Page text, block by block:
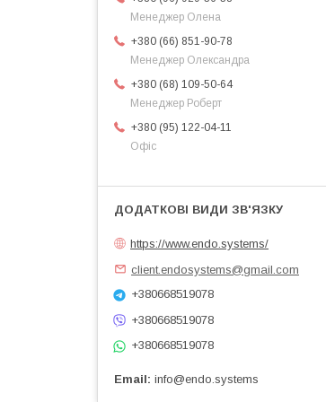
Менеджер Олена
+380 (66) 851-90-78
Менеджер Олександра
+380 (68) 109-50-64
Менеджер Роберт
+380 (95) 122-04-11
Офіс
https://www.endo.systems/
client.endosystems@gmail.com
+380668519078
+380668519078
+380668519078
Email info@endo.systems